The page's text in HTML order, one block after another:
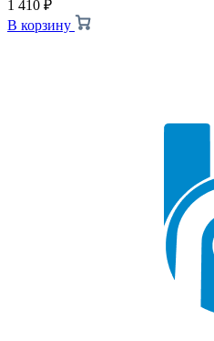
1 410 ₽
В корзину